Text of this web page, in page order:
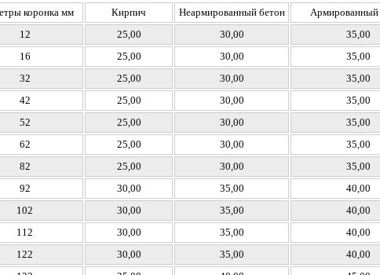
коронка мм Кирпич Неармированный бетон Армированный
12
25,00 30,00 35,00
16
25,00 30,00 35,00
32
25,00 30,00 35,00
42
25,00 30,00 35,00
52
25,00 30,00 35,00
62
25,00 30,00 35,00
82
25,00 30,00 35,00
92
30,00 35,00 40,00
102
30,00 35,00 40,00
112
30,00 35,00 40,00
122
30,00 35,00 40,00